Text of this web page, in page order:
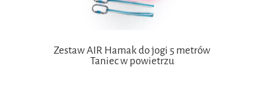
Zestaw AIR Hamak do jogi 5 metrów
Taniec w powietrzu